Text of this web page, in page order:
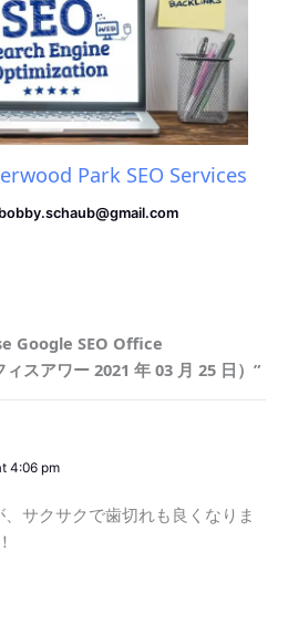
Park SEO Services
bobby.schaub@gmail.com
Google SEO Office
スアワー 2021 年 03 月 25 日）”
4:06 pm
サクサクで歯切れも良くなりま